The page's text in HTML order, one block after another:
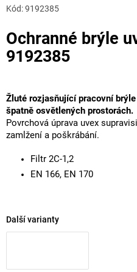
Ochranné brýle
9192385
Kód:9192385
Žluté rozjasňující pracovní
špatně osvětlených prostorách.
Povrchová úprava uvex
zamlžení a poškrábání.
Filtr 2C-1,2
EN 166, EN 170
Další varianty